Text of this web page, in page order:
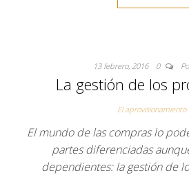
13 febrero, 2016 0
La gestión de los
El aprovisionamiento
El mundo de las compras lo
partes diferenciadas
dependientes: la gestión de